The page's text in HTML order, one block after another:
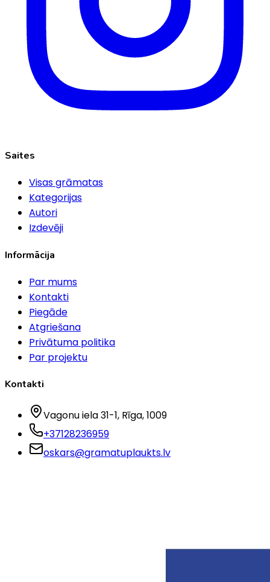
Saites
Visas grāmatas
Kategorijas
Autori
Izdevēji
Informācija
Par mums
Kontakti
Piegāde
Atgriešana
Privātuma politika
Par projektu
Kontakti
Vagonu iela 31-1, Rīga, 1009
+37128236959
oskars@gramatuplaukts.lv